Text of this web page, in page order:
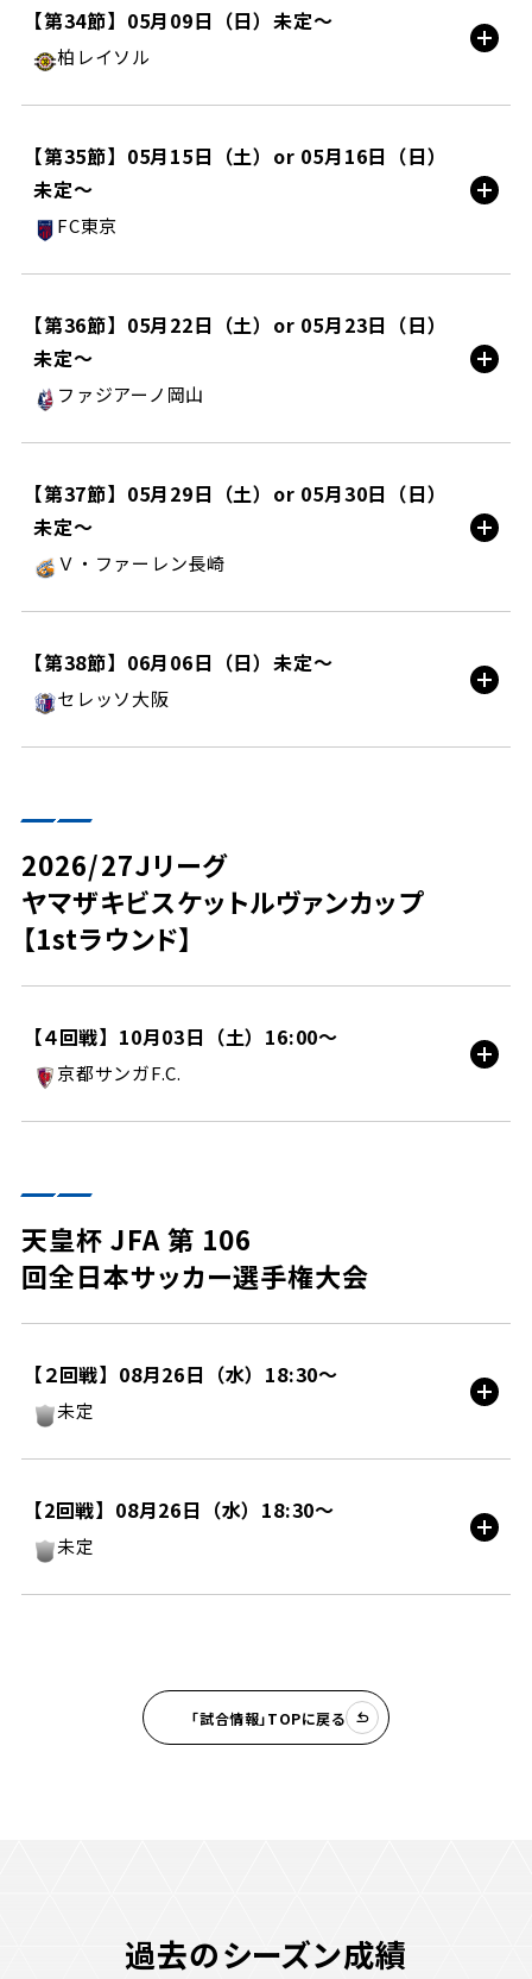
町田ＧＩＯＮスタジアム/HOME
【第34節】05月09日（日）未定〜
柏レイソル
三協フロンテア柏スタジアム/AWAY
【第35節】05月15日（土）or 05月16日（日）
未定〜
FC東京
未定/HOME
【第36節】05月22日（土）or 05月23日（日）
未定〜
ファジアーノ岡山
ＪＦＥ晴れの国スタジアム/AWAY
【第37節】05月29日（土）or 05月30日（日）
未定〜
Ｖ・ファーレン長崎
PEACE STADIUM Connected by
SoftBank/AWAY
試合情報
【第38節】06月06日（日）未定〜
セレッソ大阪
試合情報
2026/27Ｊリーグ
ヤマザキビスケットルヴァンカップ
【1stラウンド】
【４回戦】10月03日（土）16:00〜
京都サンガF.C.
天皇杯 JFA 第 106
回全日本サッカー選手権大会
【２回戦】08月26日（水）18:30〜
未定
町田ＧＩＯＮスタジアム/HOME
【2回戦】08月26日（水）18:30〜
未定
「試合情報」TOPに戻る
過去のシーズン成績